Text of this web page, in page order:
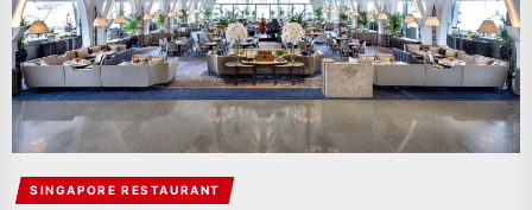
SINGAPORE RESTAURANT